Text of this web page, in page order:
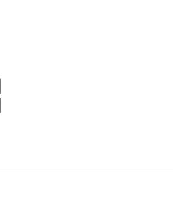
der GD Library für Php5